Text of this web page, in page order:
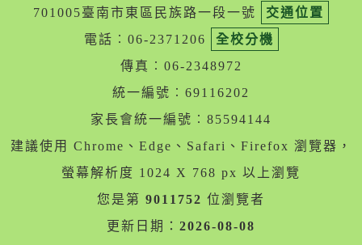
701005臺南市東區民族路一段一號
交通位置
電話︰06-2371206
全校分機
傳真︰06-2348972
統一編號︰69116202
家長會統一編號︰85594144
建議使用 Chrome、Edge、Safari、Firefox 瀏覽器，
螢幕解析度 1024 X 768 px 以上瀏覽
您是第 9011752 位瀏覽者
更新日期： 2026-08-08